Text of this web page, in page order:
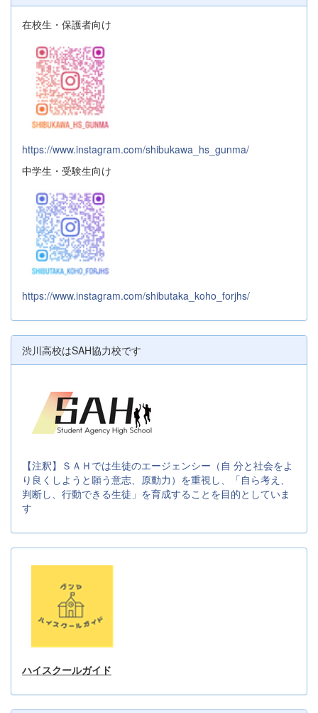
在校生・保護者向け
https://www.instagram.com/shibukawa_hs_gunma/
中学生・受験生向け
https://www.instagram.com/shibutaka_koho_forjhs/
渋川高校はSAH協力校です
【注釈】ＳＡＨでは生徒のエージェンシー（自 分と社会をよ
り良くしようと願う意志、原動力）を重視し、「自ら考え、
判断し、行動できる生徒」を育成することを目的としていま
す
ハイスクールガイド